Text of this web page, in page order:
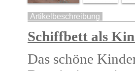
Artikelbeschreibung
Schiffbett als
Das schöne